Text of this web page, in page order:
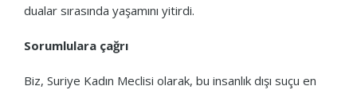
dualar sırasında yaşamını yitirdi.
Sorumlulara çağrı
Biz, Suriye Kadın Meclisi olarak, bu insanlık dışı suçu en